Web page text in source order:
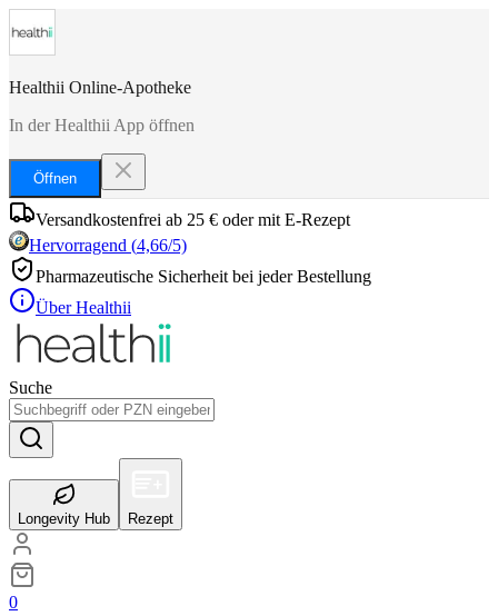
Healthii Online-Apotheke
In der Healthii App öffnen
Öffnen
Versandkostenfrei ab 25 € oder mit E-Rezept
Hervorragend (4,66/5)
Pharmazeutische Sicherheit bei jeder Bestellung
Über Healthii
Suche
Longevity Hub Rezept
0